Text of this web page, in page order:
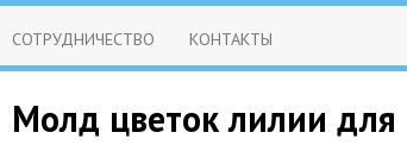
СОТРУДНИЧЕСТВО КОНТАКТЫ
Молд цветок лилии